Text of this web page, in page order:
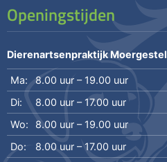
Openingstijden
Dierenartsenpraktijk Moergestel
Ma:
8.00 uur – 19.00 uur
Di:
8.00 uur – 17.00 uur
Wo:
8.00 uur – 19.00 uur
Do:
8.00 uur – 17.00 uur